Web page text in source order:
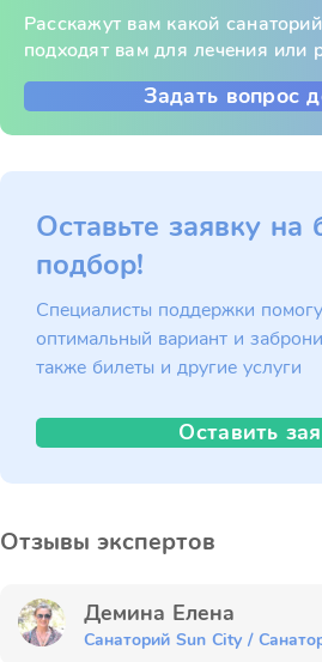
Расскажут вам какой
подходят вам для лечения или
Задать вопрос
Оставьте заявку на
подбор!
Специалисты поддержки
оптимальный вариант и
также билеты и другие услуги
Оставить
Отзывы экспертов
Демина Елена
Санаторий Sun City /